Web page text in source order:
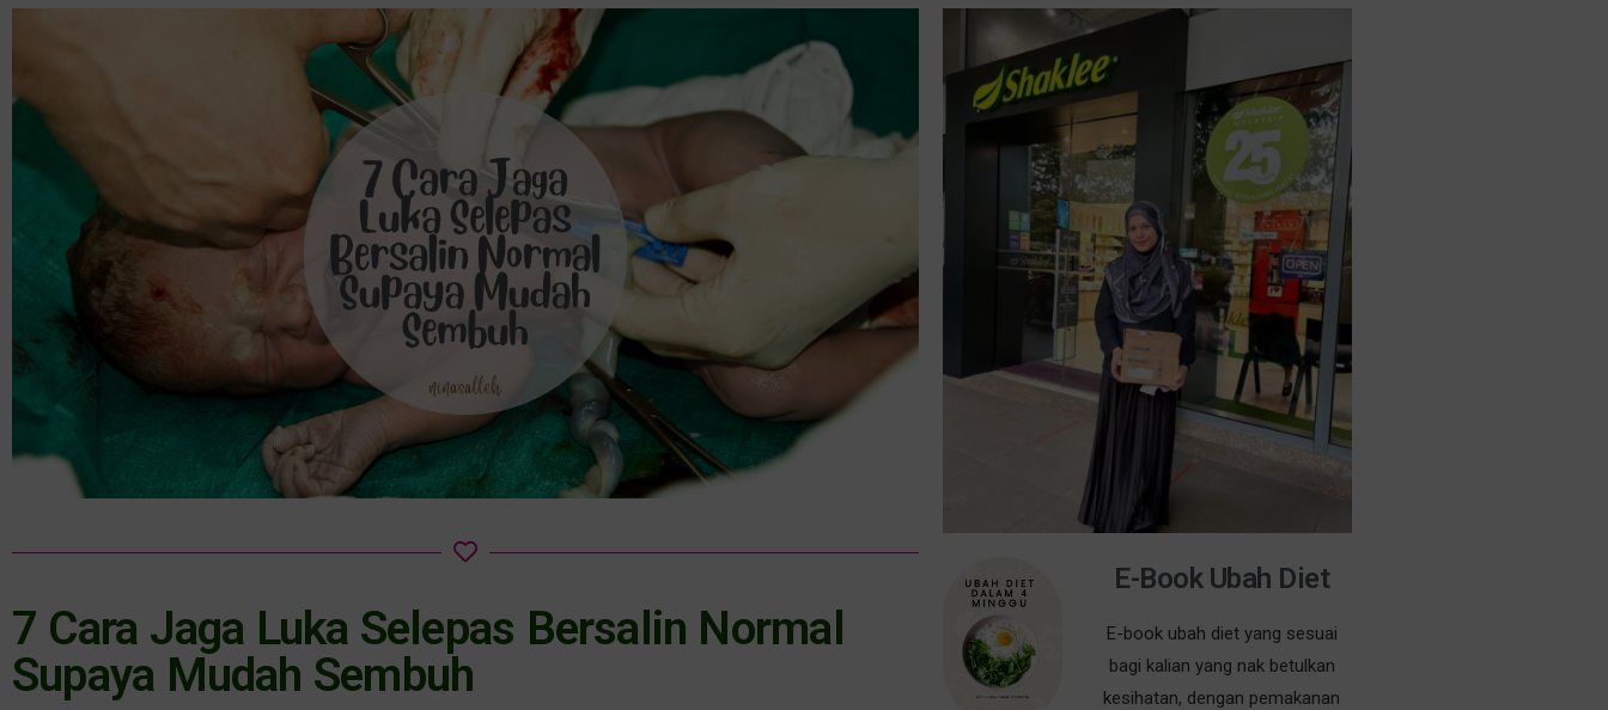
7 Cara Jaga Luka Selepas Bersalin Normal
Supaya Mudah Sembuh
E-Book Ubah Diet
E-book ubah diet yang sesuai
bagi kalian yang nak betulkan
kesihatan, dengan pemakanan